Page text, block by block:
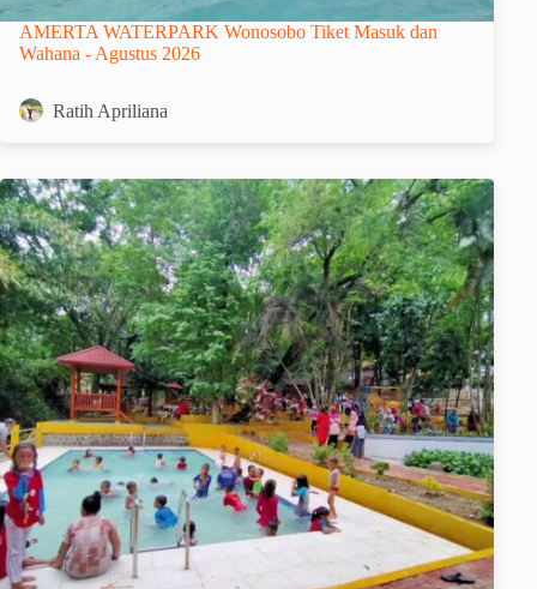
AMERTA WATERPARK Wonosobo Tiket Masuk dan
Wahana - Agustus 2026
Ratih Apriliana